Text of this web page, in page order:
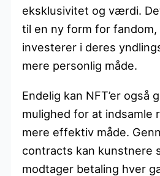
eksklusivitet og værdi.
til en ny form for fandom,
investerer i deres
mere personlig måde.
Endelig kan NFT’er også
mulighed for at indsamle
mere effektiv måde.
contracts kan kunstnere
modtager betaling hver